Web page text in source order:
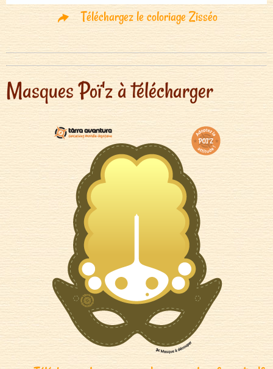
Téléchargez le coloriage Zisséo
Masques Poï'z à télécharger